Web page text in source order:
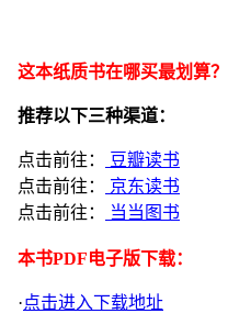
这本纸质书在哪买最划算？
推荐以下三种渠道：
点击前往：
豆瓣读书
点击前往：
京东读书
点击前往：
当当图书
本书PDF电子版下载：
·点击进入下载地址